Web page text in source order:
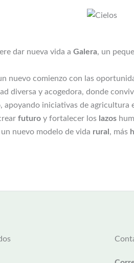
dar nueva vida a Galera, un
nuevo comienzo con las
diversa y acogedora, donde
iniciativas de
futuro y fortalecer los lazos
nuevo modelo de vida rural , más